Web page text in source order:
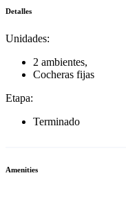
Detalles
Unidades:
2 ambientes,
Cocheras fijas
Etapa:
Terminado
Amenities